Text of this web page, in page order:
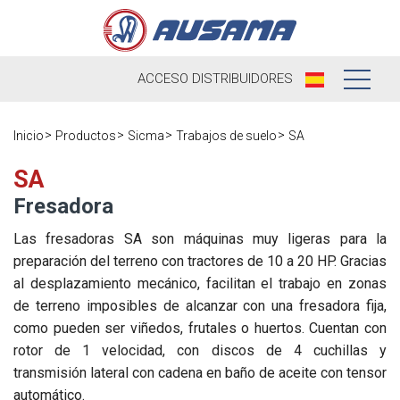
ACCESO DISTRIBUIDORES
Nosotros
Ausama hoy
Marcas que
trabajamos
Encuesta de
satisfacción
Ocasión
Postventa
Registra tu
máquina
Actualidad
Blog
Contacto
Inicio Productos Sicma Trabajos de suelo SA
SA
Fresadora
Las fresadoras SA son máquinas muy ligeras para la
preparación del terreno con tractores de 10 a 20 HP. Gracias
al desplazamiento mecánico, facilitan el trabajo en zonas
de terreno imposibles de alcanzar con una fresadora fija,
como pueden ser viñedos, frutales o huertos. Cuentan con
rotor de 1 velocidad, con discos de 4 cuchillas y
transmisión lateral con cadena en baño de aceite con tensor
automático.